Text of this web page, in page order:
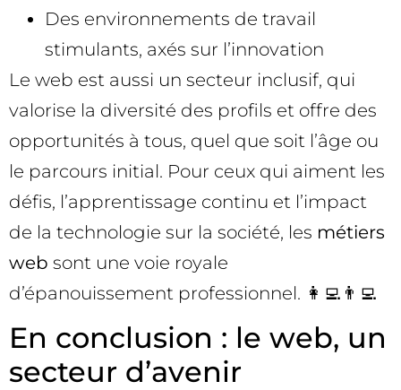
Des environnements de travail
stimulants, axés sur l’innovation
Le web est aussi un secteur inclusif, qui
valorise la diversité des profils et offre des
opportunités à tous, quel que soit l’âge ou
le parcours initial. Pour ceux qui aiment les
défis, l’apprentissage continu et l’impact
de la technologie sur la société, les métiers
web sont une voie royale
d’épanouissement professionnel. 👩‍💻👨‍💻
En conclusion : le web, un
secteur d’avenir